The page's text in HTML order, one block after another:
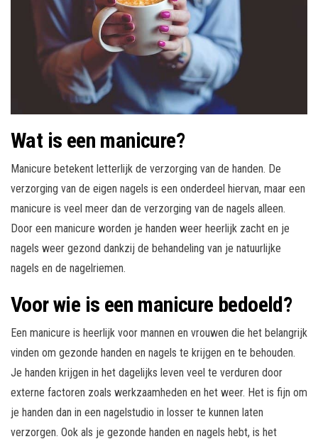
Wat is een manicure?
Manicure betekent letterlijk de verzorging van de handen. De
verzorging van de eigen nagels is een onderdeel hiervan, maar een
manicure is veel meer dan de verzorging van de nagels alleen.
Door een manicure worden je handen weer heerlijk zacht en je
nagels weer gezond dankzij de behandeling van je natuurlijke
nagels en de nagelriemen.
Voor wie is een manicure bedoeld?
Een manicure is heerlijk voor mannen en vrouwen die het belangrijk
vinden om gezonde handen en nagels te krijgen en te behouden.
Je handen krijgen in het dagelijks leven veel te verduren door
externe factoren zoals werkzaamheden en het weer. Het is fijn om
je handen dan in een nagelstudio in losser te kunnen laten
verzorgen. Ook als je gezonde handen en nagels hebt, is het